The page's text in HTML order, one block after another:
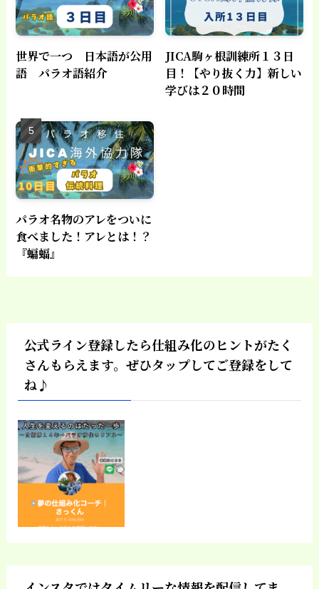
世界で一つ 日本語が公用
語 パラオ語紹介
JICA駒ヶ根訓練所１３日
目！【やり抜く力】新しい
学びは２０時間
パラオ名物のアレをついに
食べました！アレとは！？
『蝙蝠』
公式ライン登録したら仕組み化のヒントがたく
さんもらえます。ぜひタップしてご登録をして
ね♪